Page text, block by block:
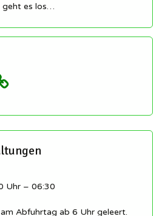
geht es los…
Uhr – 06:30
Abfuhrtag ab 6 Uhr geleert.